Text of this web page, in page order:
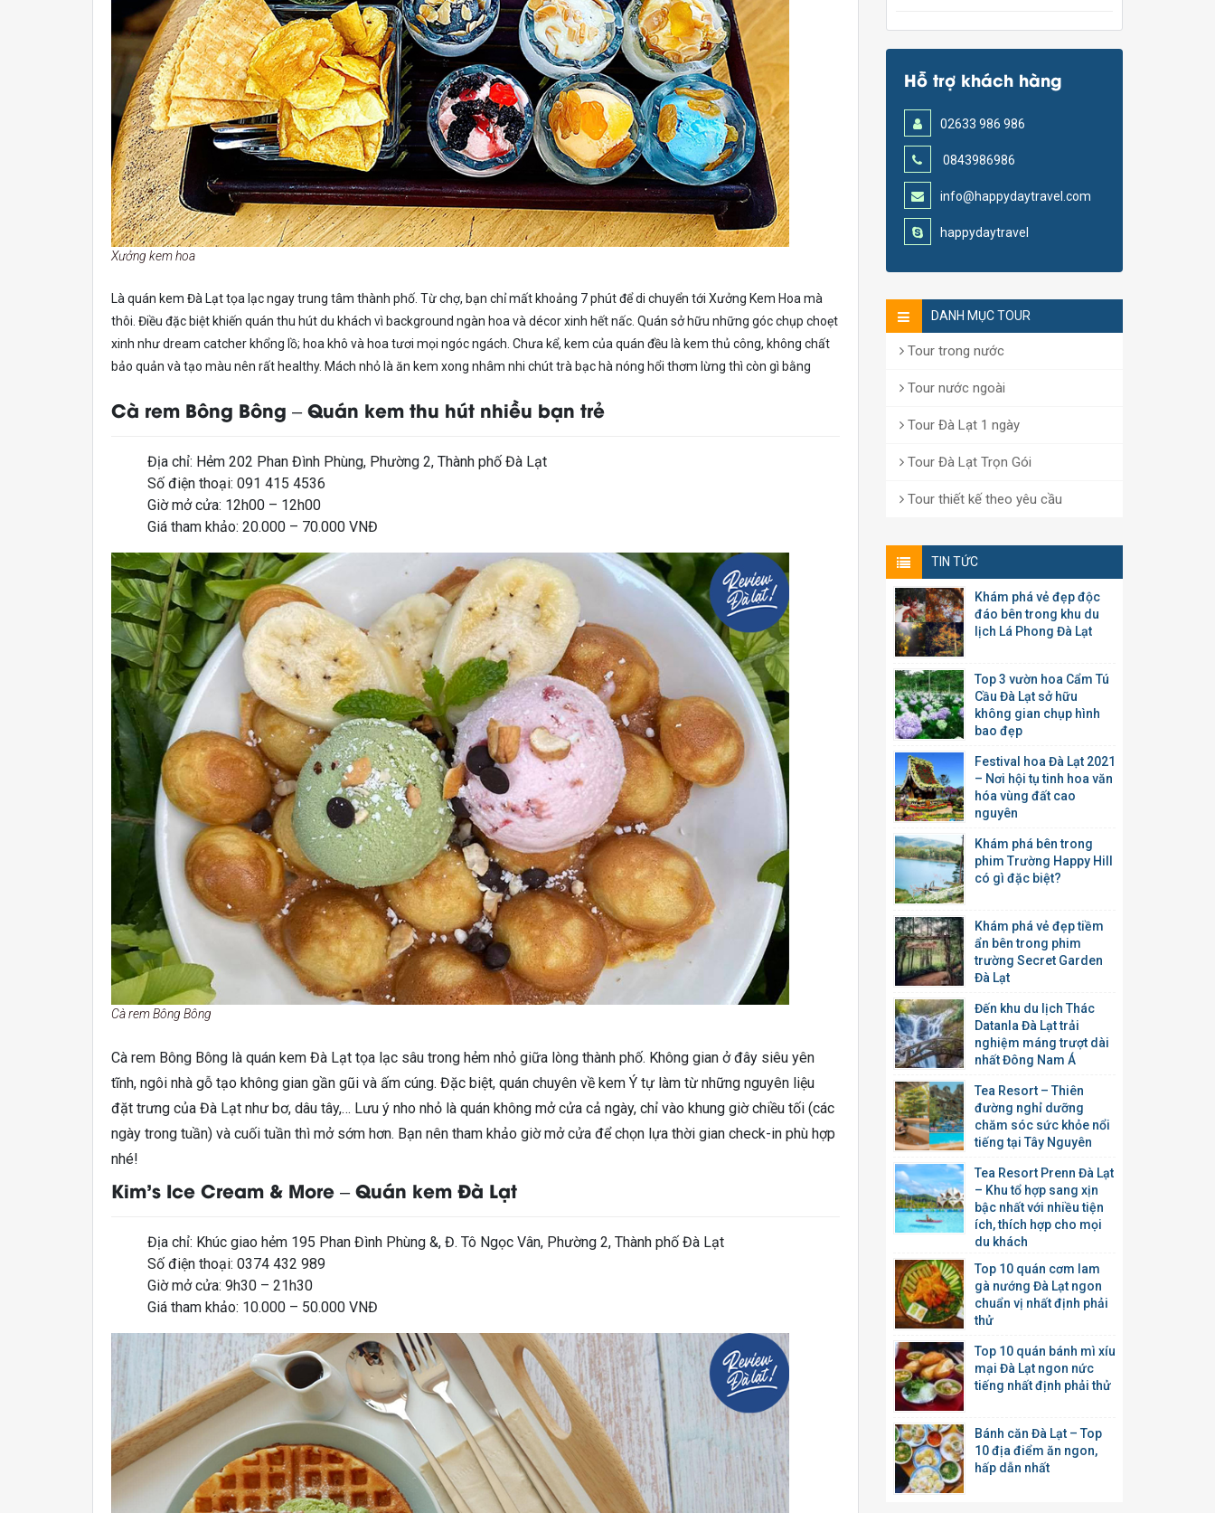
Xưởng kem hoa
Là quán kem Đà Lạt tọa lạc ngay trung tâm thành phố. Từ chợ, bạn chỉ mất khoảng 7 phút để di chuyển tới Xưởng Kem Hoa mà
thôi. Điều đặc biệt khiến quán thu hút du khách vì background ngàn hoa và décor xinh hết nấc. Quán sở hữu những góc chụp choẹt
xinh như dream catcher khổng lồ; hoa khô và hoa tươi mọi ngóc ngách. Chưa kể, kem của quán đều là kem thủ công, không chất
bảo quản và tạo màu nên rất healthy. Mách nhỏ là ăn kem xong nhâm nhi chút trà bạc hà nóng hổi thơm lừng thì còn gì bằng
Cà rem Bông Bông – Quán kem thu hút nhiều bạn trẻ
Địa chỉ: Hẻm 202 Phan Đình Phùng, Phường 2, Thành phố Đà Lạt
Số điện thoại: 091 415 4536
Giờ mở cửa: 12h00 – 12h00
Giá tham khảo: 20.000 – 70.000 VNĐ
Cà rem Bông Bông
Cà rem Bông Bông là quán kem Đà Lạt tọa lạc sâu trong hẻm nhỏ giữa lòng thành phố. Không gian ở đây siêu yên
tĩnh, ngôi nhà gỗ tạo không gian gần gũi và ấm cúng. Đặc biệt, quán chuyên về kem Ý tự làm từ những nguyên liệu
đặt trưng của Đà Lạt như bơ, dâu tây,… Lưu ý nho nhỏ là quán không mở cửa cả ngày, chỉ vào khung giờ chiều tối (các
ngày trong tuần) và cuối tuần thì mở sớm hơn. Bạn nên tham khảo giờ mở cửa để chọn lựa thời gian check-in phù hợp
nhé!
Kim’s Ice Cream & More – Quán kem Đà Lạt
Địa chỉ: Khúc giao hẻm 195 Phan Đình Phùng &, Đ. Tô Ngọc Vân, Phường 2, Thành phố Đà Lạt
Số điện thoại: 0374 432 989
Giờ mở cửa: 9h30 – 21h30
Giá tham khảo: 10.000 – 50.000 VNĐ
Hỗ trợ khách hàng
02633 986 986
0843986986
info@happydaytravel.com
happydaytravel
DANH MỤC TOUR
Tour trong nước
Tour nước ngoài
Tour Đà Lạt 1 ngày
Tour Đà Lạt Trọn Gói
Tour thiết kế theo yêu cầu
TIN TỨC
Khám phá vẻ đẹp độc
đáo bên trong khu du
lịch Lá Phong Đà Lạt
Top 3 vườn hoa Cẩm Tú
Cầu Đà Lạt sở hữu
không gian chụp hình
bao đẹp
Festival hoa Đà Lạt 2021
– Nơi hội tụ tinh hoa văn
hóa vùng đất cao
nguyên
Khám phá bên trong
phim Trường Happy Hill
có gì đặc biệt?
Khám phá vẻ đẹp tiềm
ẩn bên trong phim
trường Secret Garden
Đà Lạt
Đến khu du lịch Thác
Datanla Đà Lạt trải
nghiệm máng trượt dài
nhất Đông Nam Á
Tea Resort – Thiên
đường nghỉ dưỡng
chăm sóc sức khỏe nổi
tiếng tại Tây Nguyên
Tea Resort Prenn Đà Lạt
– Khu tổ hợp sang xịn
bậc nhất với nhiều tiện
ích, thích hợp cho mọi
du khách
Top 10 quán cơm lam
gà nướng Đà Lạt ngon
chuẩn vị nhất định phải
thử
Top 10 quán bánh mì xíu
mại Đà Lạt ngon nức
tiếng nhất định phải thử
Bánh căn Đà Lạt – Top
10 địa điểm ăn ngon,
hấp dẫn nhất